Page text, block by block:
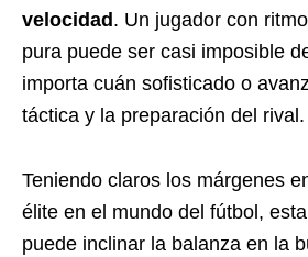
velocidad . Un jugador con
pura puede ser casi imposible
importa cuán sofisticado o
táctica y la preparación del rival.
Teniendo claros los márgenes
élite en el mundo del fútbol,
puede inclinar la balanza en la